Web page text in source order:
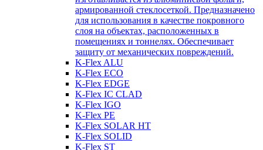
армированной стеклосеткой. Предназначено
для использования в качестве покровного
слоя на объектах, расположенных в
помещениях и тоннелях. Обеспечивает
защиту от механических повреждений.
K-Flex ALU
K-Flex ECO
K-Flex EDGE
K-Flex IC CLAD
K-Flex IGO
K-Flex PE
K-Flex SOLAR HT
K-Flex SOLID
K-Flex ST